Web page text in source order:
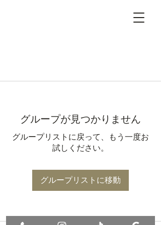
グループが見つかりません
グループリストに戻って、もう一度お
試しください。
グループリストに移動